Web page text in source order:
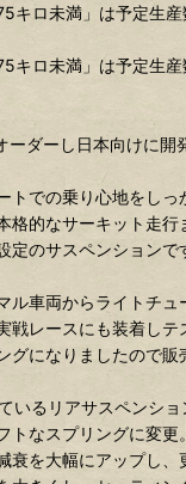
キロ未満」は予定生
キロ未満」は予定生
ーダーし日本向けに開
トでの乗り心地をしっ
格的なサーキット走行
定のサスペンションで
ル車両からライトチュ
戦レースにも装着しテ
グになりましたので販
いるリアサスペンショ
トなスプリングに変更
衰を大幅にアップし、